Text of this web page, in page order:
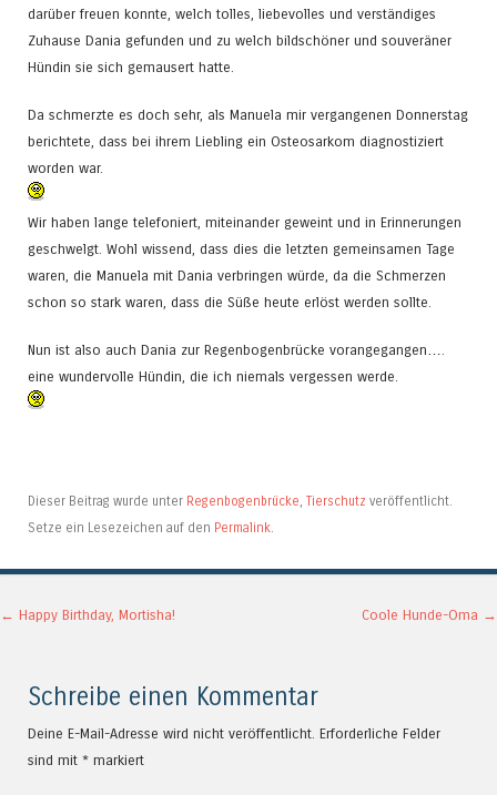
darüber freuen konnte, welch tolles, liebevolles und verständiges
Zuhause Dania gefunden und zu welch bildschöner und souveräner
Hündin sie sich gemausert hatte.
Da schmerzte es doch sehr, als Manuela mir vergangenen Donnerstag
berichtete, dass bei ihrem Liebling ein Osteosarkom diagnostiziert
worden war.
Wir haben lange telefoniert, miteinander geweint und in Erinnerungen
geschwelgt. Wohl wissend, dass dies die letzten gemeinsamen Tage
waren, die Manuela mit Dania verbringen würde, da die Schmerzen
schon so stark waren, dass die Süße heute erlöst werden sollte.
Nun ist also auch Dania zur Regenbogenbrücke vorangegangen….
eine wundervolle Hündin, die ich niemals vergessen werde.
Dieser Beitrag wurde unter Regenbogenbrücke Tierschutz veröffentlicht.
Setze ein Lesezeichen auf den Permalink
Artikel-Navigation
← Happy Birthday, Mortisha! Coole Hunde-Oma →
Schreibe einen Kommentar
Deine E-Mail-Adresse wird nicht veröffentlicht. Erforderliche Felder
sind mit * markiert